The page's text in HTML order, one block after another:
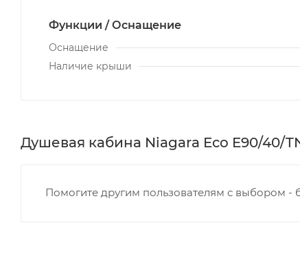
Функции / Оснащение
Оснащение
Наличие крыши
Душевая кабина Niagara Eco E90/40/
Помогите другим пользователям с выбором -